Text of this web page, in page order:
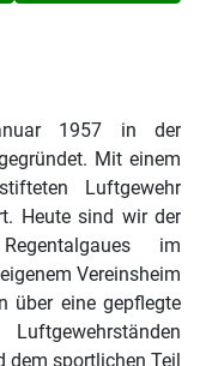
1957 in der
Mit einem
Luftgewehr
Heute sind wir der
im
Vereinsheim
über eine gepflegte
dem sportlichen Teil